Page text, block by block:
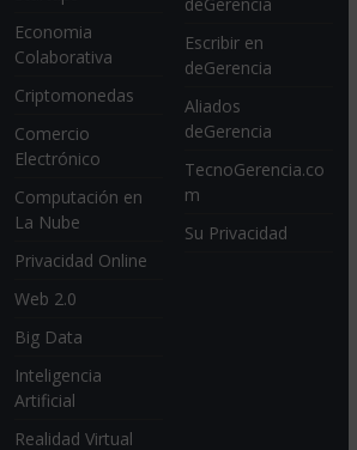
Economia
Colaborativa
Criptomonedas
Comercio
Electrónico
Computación en
La Nube
Privacidad Online
Web 2.0
Big Data
Inteligencia
Artificial
Realidad Virtual
Escribir en
deGerencia
Aliados
deGerencia
TecnoGerencia.co
m
Su Privacidad